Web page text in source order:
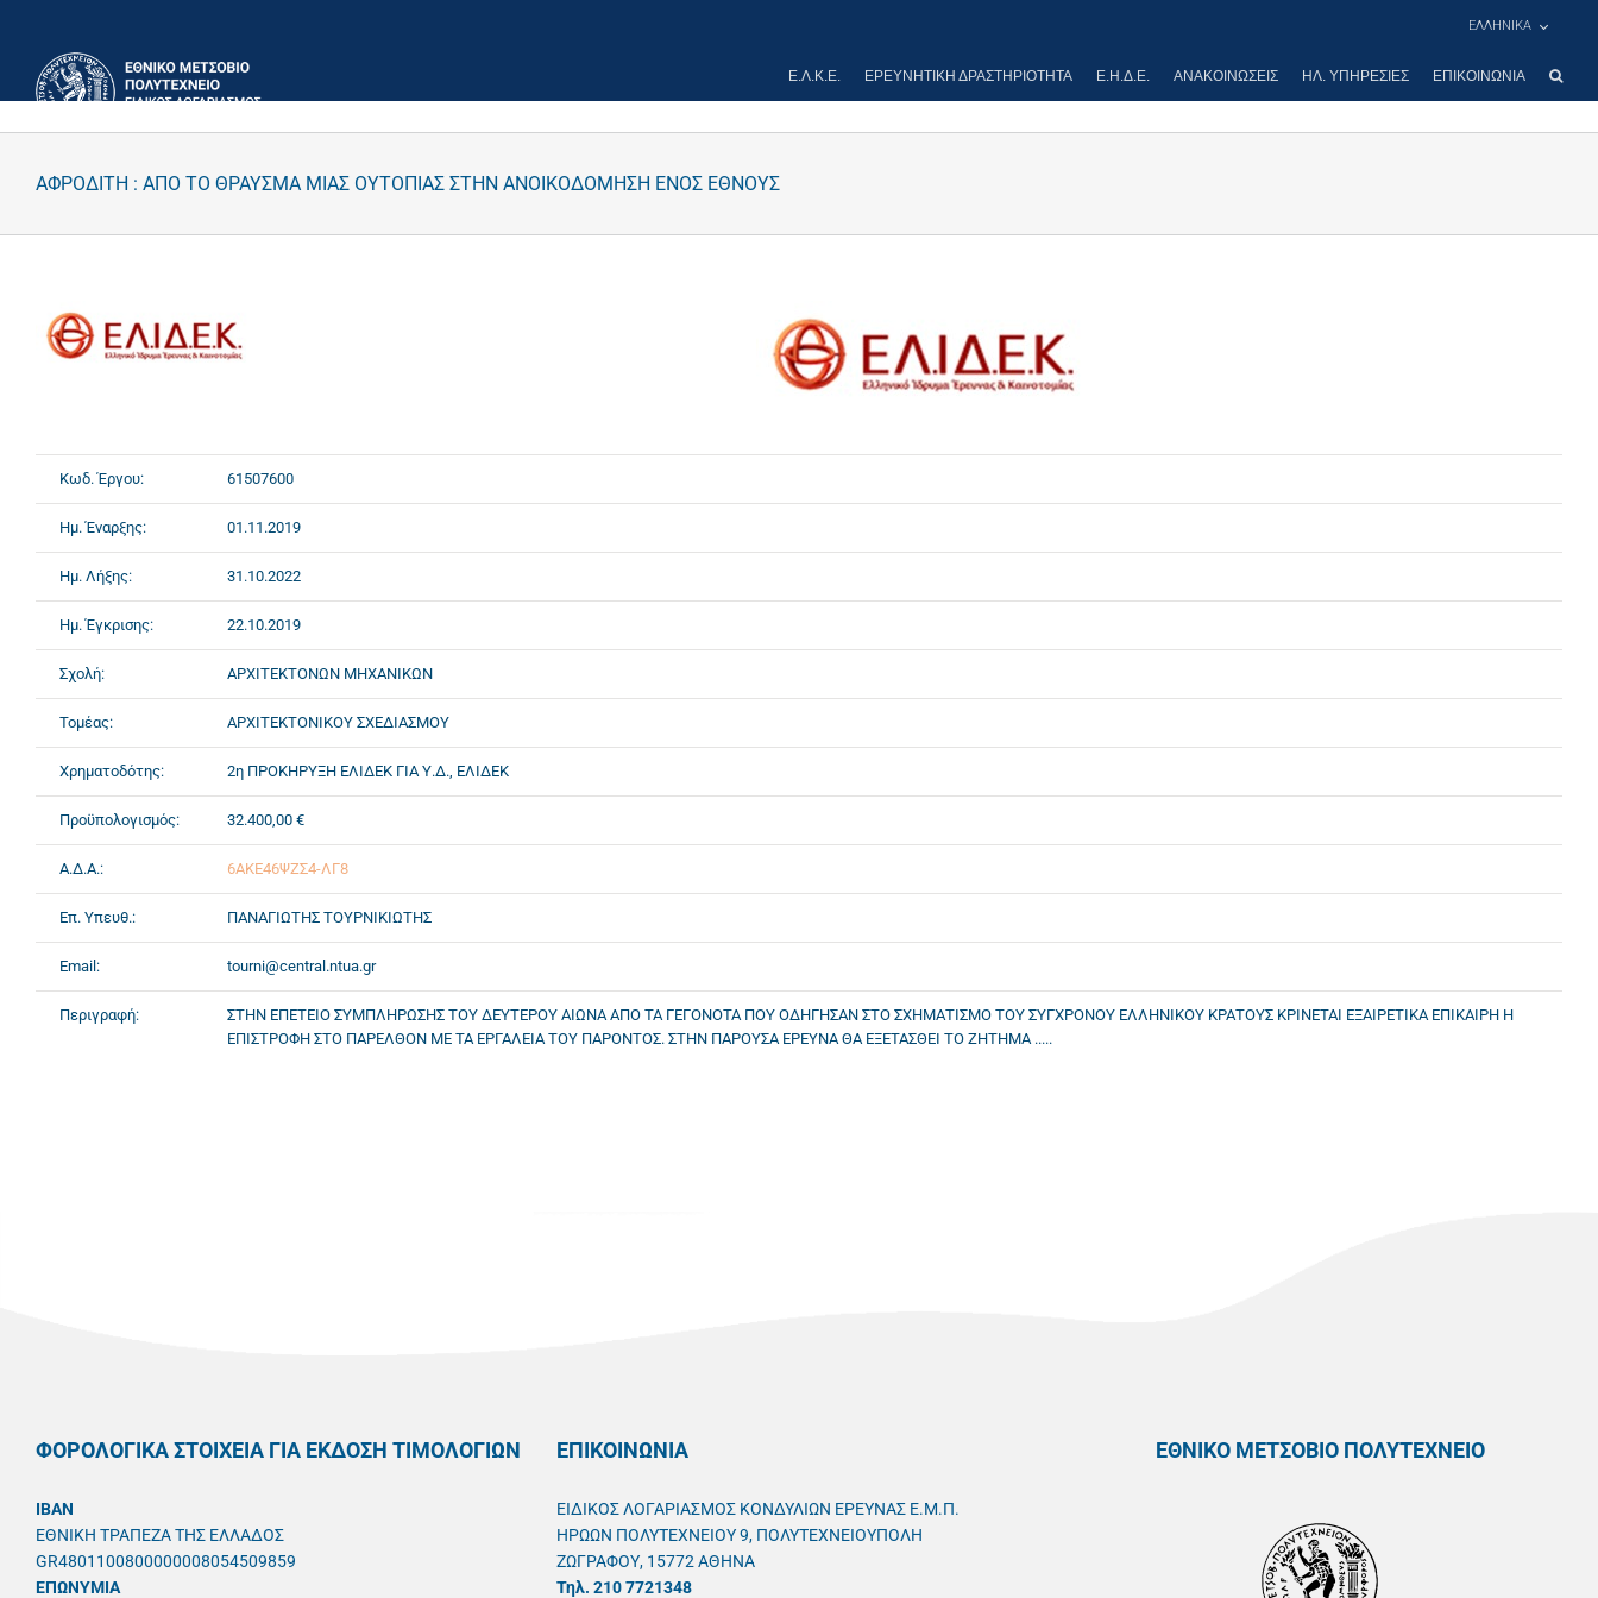
περιεχόμενο
ΕΛΛΗΝΙΚΑ
Ε.Λ.Κ.Ε. ΕΡΕΥΝΗΤΙΚΉ ΔΡΑΣΤΗΡΙΌΤΗΤΑ Ε.Η.Δ.Ε. ΑΝΑΚΟΙΝΏΣΕΙΣ ΗΛ. ΥΠΗΡΕΣΊΕΣ ΕΠΙΚΟΙΝΩΝΊΑ
ΑΦΡΟΔΙΤΗ : ΑΠΟ ΤΟ ΘΡΑΥΣΜΑ ΜΙΑΣ ΟΥΤΟΠΙΑΣ ΣΤΗΝ ΑΝΟΙΚΟΔΟΜΗΣΗ ΕΝΟΣ ΕΘΝΟΥΣ
Κωδ. Έργου: 61507600
Ημ. Έναρξης: 01.11.2019
Ημ. Λήξης: 31.10.2022
Ημ. Έγκρισης: 22.10.2019
Σχολή: ΑΡΧΙΤΕΚΤΟΝΩΝ ΜΗΧΑΝΙΚΩΝ
Τομέας: ΑΡΧΙΤΕΚΤΟΝΙΚΟΥ ΣΧΕΔΙΑΣΜΟΥ
Χρηματοδότης: 2η ΠΡΟΚΗΡΥΞΗ ΕΛΙΔΕΚ ΓΙΑ Υ.Δ., ΕΛΙΔΕΚ
Προϋπολογισμός: 32.400,00 €
Α.Δ.Α.: 6ΑΚΕ46ΨΖΣ4-ΛΓ8
Επ. Υπευθ.: ΠΑΝΑΓΙΩΤΗΣ ΤΟΥΡΝΙΚΙΩΤΗΣ
Email: tourni@central.ntua.gr
Περιγραφή:
ΣΤΗΝ ΕΠΕΤΕΙΟ ΣΥΜΠΛΗΡΩΣΗΣ ΤΟΥ ΔΕΥΤΕΡΟΥ ΑΙΩΝΑ ΑΠΟ ΤΑ ΓΕΓΟΝΟΤΑ ΠΟΥ ΟΔΗΓΗΣΑΝ ΣΤΟ ΣΧΗΜΑΤΙΣΜΟ ΤΟΥ ΣΥΓΧΡΟΝΟΥ ΕΛΛΗΝΙΚΟΥ ΚΡΑΤΟΥΣ ΚΡΙΝΕΤΑΙ ΕΞΑΙΡΕΤΙΚΑ ΕΠΙΚΑΙΡΗ Η
ΕΠΙΣΤΡΟΦΗ ΣΤΟ ΠΑΡΕΛΘΟΝ ΜΕ ΤΑ ΕΡΓΑΛΕΙΑ ΤΟΥ ΠΑΡΟΝΤΟΣ. ΣΤΗΝ ΠΑΡΟΥΣΑ ΕΡΕΥΝΑ ΘΑ ΕΞΕΤΑΣΘΕΙ ΤΟ ΖΗΤΗΜΑ .....
ΦΟΡΟΛΟΓΙΚΑ ΣΤΟΙΧΕΙΑ ΓΙΑ ΕΚΔΟΣΗ ΤΙΜΟΛΟΓΙΩΝ
IBAN
ΕΘΝΙΚΗ ΤΡΑΠΕΖΑ ΤΗΣ ΕΛΛΑΔΟΣ
GR4801100800000008054509859
ΕΠΩΝΥΜΙΑ
ΕΠΙΚΟΙΝΩΝΙΑ
ΕΙΔΙΚΟΣ ΛΟΓΑΡΙΑΣΜΟΣ ΚΟΝΔΥΛΙΩΝ ΕΡΕΥΝΑΣ Ε.Μ.Π.
ΗΡΩΩΝ ΠΟΛΥΤΕΧΝΕΙΟΥ 9, ΠΟΛΥΤΕΧΝΕΙΟΥΠΟΛΗ
ΖΩΓΡΑΦΟΥ, 15772 ΑΘΗΝΑ
Τηλ. 210 7721348
ΕΘΝΙΚΟ ΜΕΤΣΟΒΙΟ ΠΟΛΥΤΕΧΝΕΙΟ